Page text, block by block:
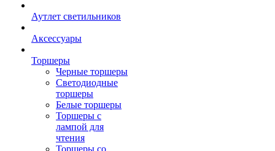
Аутлет светильников
Аксессуары
Торшеры
Черные торшеры
Светодиодные
торшеры
Белые торшеры
Торшеры с
лампой для
чтения
Торшеры со